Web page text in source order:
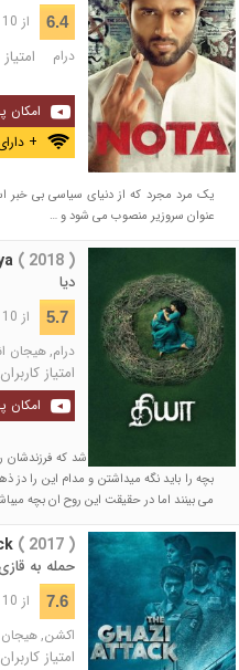
6.4 از 10
درام
امکان
+
یک مرد مجرد که از دنیای سیاسی بی خبر
عنوان سروزیر منصوب می شود و …
( 2018 )
دیا
5.7 از 10
درام, هیجان
امتیاز
امکان
بچه را باید نگه میداشتن و مدام این را دز
می بینند اما در حقیقت این روح ان بچه
( 2017 )
حمله به
7.6 از 10
اکشن,هیجان
امتیاز